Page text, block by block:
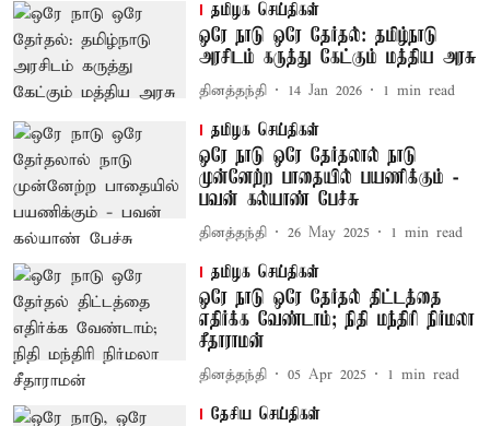
தமிழக செய்திகள்
ஒரே நாடு ஒரே தேர்தல்: தமிழ்நாடு
அரசிடம் கருத்து கேட்கும் மத்திய அரசு
தினத்தந்தி 14 Jan 2026 1 min read
தமிழக செய்திகள்
ஒரே நாடு ஒரே தேர்தலால் நாடு
முன்னேற்ற பாதையில் பயணிக்கும் -
பவன் கல்யாண் பேச்சு
தினத்தந்தி 26 May 2025 1 min read
தமிழக செய்திகள்
ஒரே நாடு ஒரே தேர்தல் திட்டத்தை
எதிர்க்க வேண்டாம்; நிதி மந்திரி நிர்மலா
சீதாராமன்
தினத்தந்தி 05 Apr 2025 1 min read
தேசிய செய்திகள்